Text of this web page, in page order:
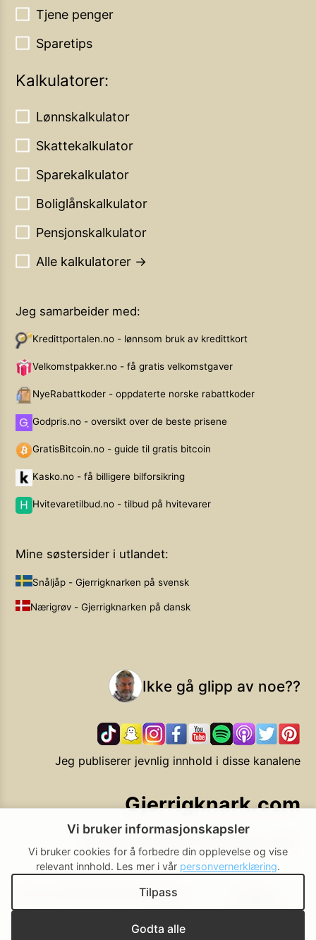
Tjene penger
Sparetips
Kalkulatorer:
Lønnskalkulator
Skattekalkulator
Sparekalkulator
Boliglånskalkulator
Pensjonskalkulator
Alle kalkulatorer →
Jeg samarbeider med:
Kredittportalen.no - lønnsom bruk av kredittkort
Velkomstpakker.no - få gratis velkomstgaver
NyeRabattkoder - oppdaterte norske rabattkoder
Godpris.no - oversikt over de beste prisene
GratisBitcoin.no - guide til gratis bitcoin
Kasko.no - få billigere bilforsikring
Hvitevaretilbud.no - tilbud på hvitevarer
Mine søstersider i utlandet:
Snåljåp - Gjerrigknarken på svensk
Nærigrøv - Gjerrigknarken på dansk
Ikke gå glipp av noe??
Jeg publiserer jevnlig innhold i disse kanalene
Gjerrigknark.com
Ekstra smarte forbrukervalg
BrukerbetingelserCookie-
policy
innstillinger
Vi bruker informasjonskapsler
Vi bruker cookies for å forbedre din opplevelse og vise
relevant innhold. Les mer i vår personvernerklæring.
Godta alle
Tilpass